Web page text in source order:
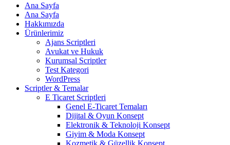
Ana Sayfa
Ana Sayfa
Hakkımızda
Ürünlerimiz
Ajans Scriptleri
Avukat ve Hukuk
Kurumsal Scriptler
Test Kategori
WordPress
Scriptler & Temalar
E Ticaret Scriptleri
Genel E-Ticaret Temaları
Dijital & Oyun Konsept
Elektronik & Teknoloji Konsept
Giyim & Moda Konsept
Kozmetik & Güzellik Konsept